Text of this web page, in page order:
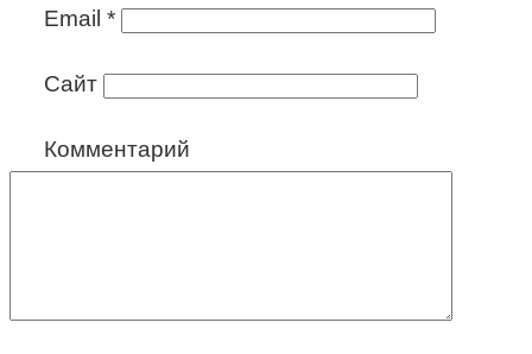
Email *
Сайт
Комментарий